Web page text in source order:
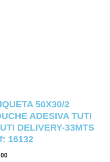
50X30/2
ADESIVA TUTI
DELIVERY-33MTS
16132